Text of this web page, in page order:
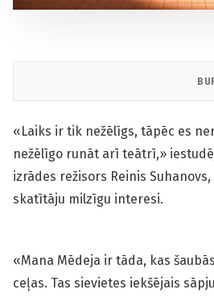
«Laiks ir tik nežēlīgs, tāpēc es
nežēlīgo runāt arī teātrī,»
izrādes režisors Reinis
skatītāju milzīgu interesi.
«Mana Mēdeja ir tāda, kas
ceļas. Tas sievietes iekšējais